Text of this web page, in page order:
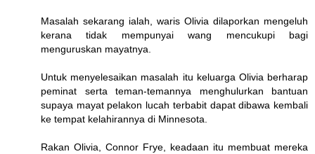
Masalah sekarang ialah, waris Olivia dilaporkan mengeluh
kerana tidak mempunyai wang mencukupi bagi
menguruskan mayatnya.
Untuk menyelesaikan masalah itu keluarga Olivia berharap
peminat serta teman-temannya menghulurkan bantuan
supaya mayat pelakon lucah terbabit dapat dibawa kembali
ke tempat kelahirannya di Minnesota.
Rakan Olivia, Connor Frye, keadaan itu membuat mereka